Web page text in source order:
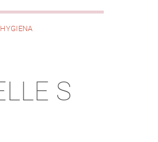
HYGIENA
S